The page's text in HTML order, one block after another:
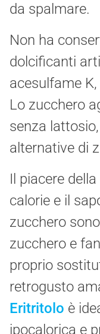
da spalmare.
Non ha
dolcificanti
acesulfame
Lo zucchero
senza
alternative di
Il piacere
calorie e il
zucchero
zucchero e
proprio
retrogusto
Eritritolo è
ipocalorica e